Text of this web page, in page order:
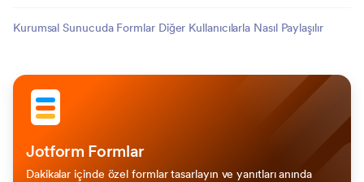
Kurumsal Sunucuda Formlar Diğer Kullanıcılarla Nasıl Paylaşılır
Jotform Formlar
Dakikalar içinde özel formlar tasarlayın ve yanıtları anında